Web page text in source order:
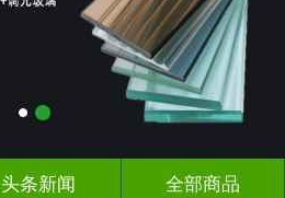
头条新闻 全部商品